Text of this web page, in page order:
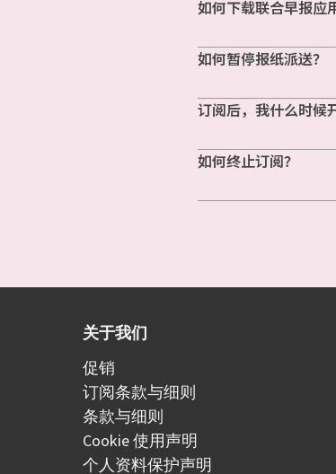
如何下载联合早报应
如何暂停报纸派送？
订阅后，我什么时候
如何终止订阅？
关于我们
促销
订阅条款与细则
条款与细则
Cookie 使用声明
个人资料保护声明